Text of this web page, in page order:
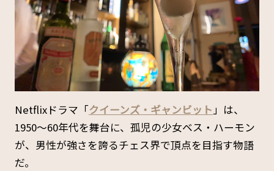
Netflixドラマ「クイーンズ・ギャンビット」は、
1950〜60年代を舞台に、孤児の少女ベス・ハーモン
が、男性が強さを誇るチェス界で頂点を目指す物語
だ。